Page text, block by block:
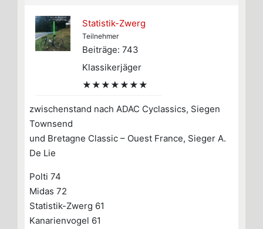
Statistik-Zwerg
Teilnehmer
Beiträge: 743
Klassikerjäger
★★★★★★★
zwischenstand nach ADAC Cyclassics, Siegen
Townsend
und Bretagne Classic – Ouest France, Sieger A.
De Lie
Polti 74
Midas 72
Statistik-Zwerg 61
Kanarienvogel 61